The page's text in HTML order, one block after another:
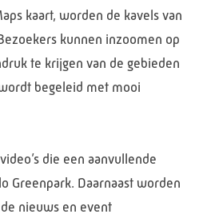
kaart, worden de kavels van
kunnen inzoomen op
te krijgen van de gebieden
begeleid met mooi
die een aanvullende
Greenpark. Daarnaast worden
nieuws en event